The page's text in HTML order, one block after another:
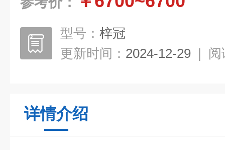
型号： 梓冠
更新时间： 2024-12-29 | 阅
详情介绍